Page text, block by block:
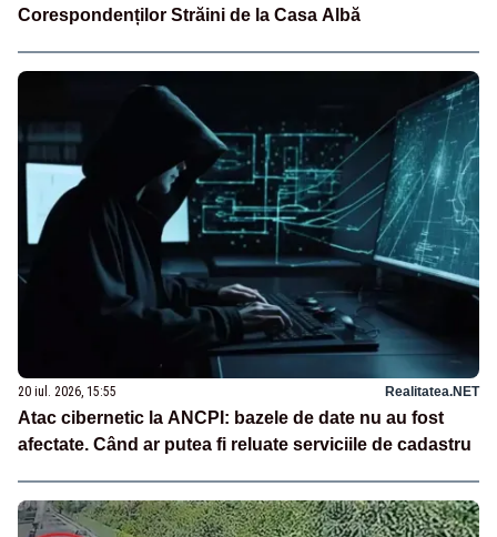
Corespondenților Străini de la Casa Albă
20 iul. 2026, 15:55 Realitatea.NET
Atac cibernetic la ANCPI: bazele de date nu au fost
afectate. Când ar putea fi reluate serviciile de cadastru